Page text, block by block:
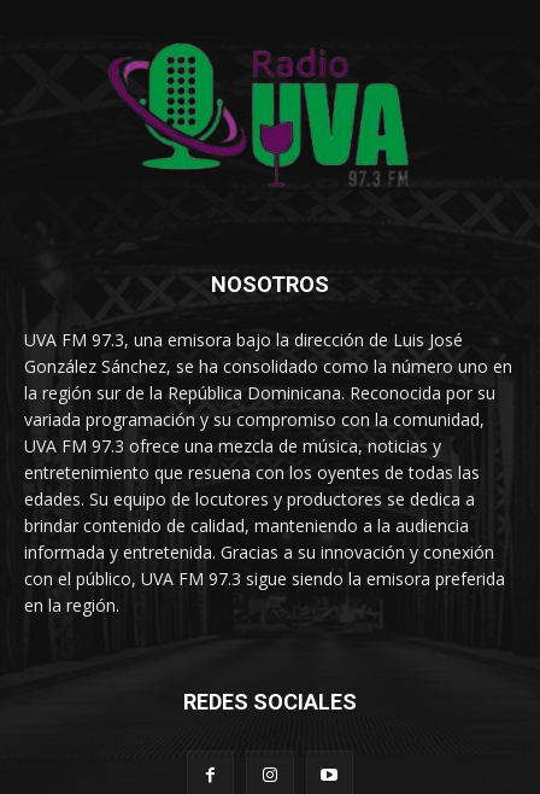
NOSOTROS
UVA FM 97.3, una emisora bajo la dirección de Luis José
González Sánchez, se ha consolidado como la número uno en
la región sur de la República Dominicana. Reconocida por su
variada programación y su compromiso con la comunidad,
UVA FM 97.3 ofrece una mezcla de música, noticias y
entretenimiento que resuena con los oyentes de todas las
edades. Su equipo de locutores y productores se dedica a
brindar contenido de calidad, manteniendo a la audiencia
informada y entretenida. Gracias a su innovación y conexión
con el público, UVA FM 97.3 sigue siendo la emisora preferida
en la región.
REDES SOCIALES